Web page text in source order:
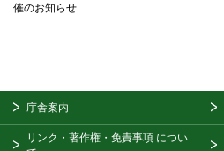
催のお知らせ
庁舎案内
リンク・著作権・免責事項 につい